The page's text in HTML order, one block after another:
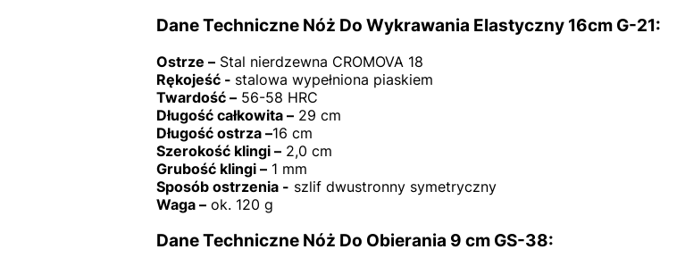
Dane Techniczne Nóż Do Wykrawania Elastyczny 16cm G-21:
Ostrze –Stal nierdzewna CROMOVA 18
Rękojeść - stalowa wypełniona piaskiem
Twardość –56-58 HRC
Długość całkowita –29 cm
Długość ostrza –16 cm
Szerokość klingi –2,0 cm
Grubość klingi –1 mm
Sposób ostrzenia - szlif dwustronny symetryczny
Waga –ok. 120 g
Dane Techniczne Nóż Do Obierania 9 cm GS-38: